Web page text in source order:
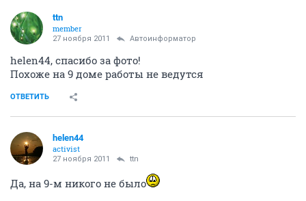
ttn
member
27 ноября 2011 Автоинформатор
helen44, спасибо за фото!
Похоже на 9 доме работы не ведутся
ОТВЕТИТЬ
helen44
activist
27 ноября 2011 ttn
Да, на 9-м никого не было